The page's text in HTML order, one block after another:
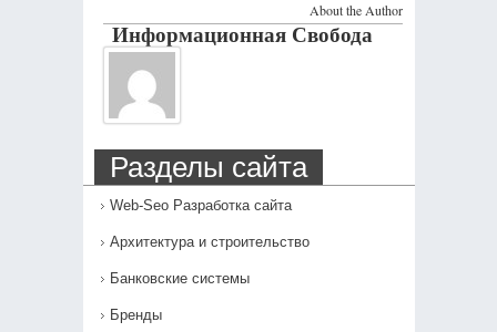
About the Author
Информационная Свобода
Разделы сайта
Web-Seo Разработка сайта
Архитектура и строительство
Банковские системы
Бренды